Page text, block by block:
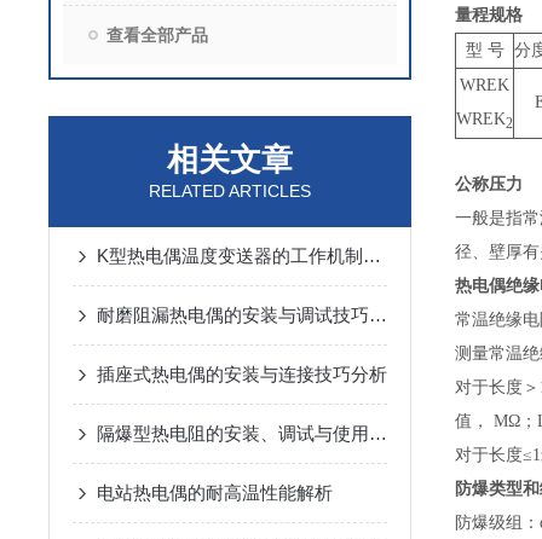
查看全部产品
相关文章
RELATED ARTICLES
K型热电偶温度变送器的工作机制与性能特点
耐磨阻漏热电偶的安装与调试技巧说明
插座式热电偶的安装与连接技巧分析
隔爆型热电阻的安装、调试与使用注意事项
电站热电偶的耐高温性能解析
量程规格
型 号 分
WREK
WREK2
公称压力
一般是指
径、壁厚
热电偶绝
常温绝缘
测量常温
对于长度
值， MΩ；
对于长度
防爆类型
防爆级组